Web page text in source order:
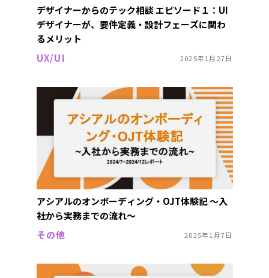
デザイナーからのテック相談 エピソード１：UI
デザイナーが、要件定義・設計フェーズに関わ
るメリット
UX/UI
2025年1月27日
アシアルのオンボーディング・OJT体験記 〜入
社から実務までの流れ〜
その他
2025年1月7日